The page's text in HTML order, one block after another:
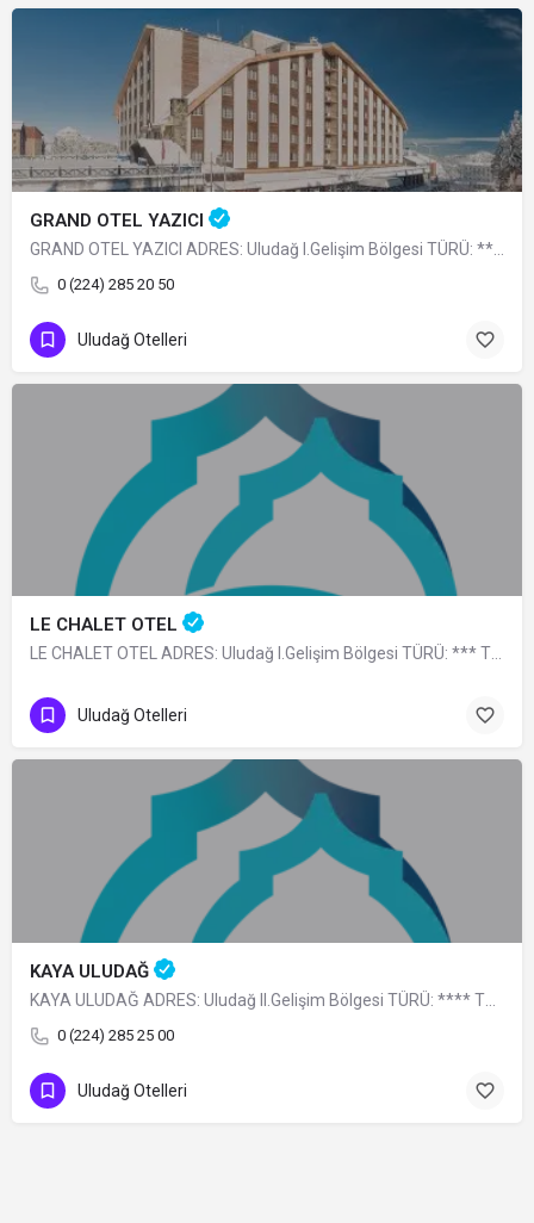
GRAND OTEL YAZICI
GRAND OTEL YAZICI ADRES: Uludağ I.Gelişim Bölgesi TÜRÜ: **** TELEFON: 0 (224) 285…
0 (224) 285 20 50
Uludağ Otelleri
LE CHALET OTEL
LE CHALET OTEL ADRES: Uludağ I.Gelişim Bölgesi TÜRÜ: *** TELEFON: 0 (224) 285 23 40
Uludağ Otelleri
KAYA ULUDAĞ
KAYA ULUDAĞ ADRES: Uludağ II.Gelişim Bölgesi TÜRÜ: **** TELEFON: 0 (224) 285 25…
0 (224) 285 25 00
Uludağ Otelleri